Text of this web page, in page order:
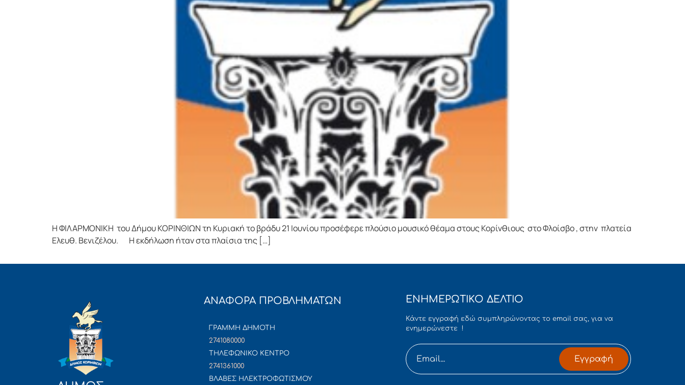
Η ΦΙΛΑΡΜΟΝΙΚΗ του Δήμου ΚΟΡΙΝΘΙΩΝ τη Κυριακή το βράδυ 21 Ιουνίου προσέφερε πλούσιο μουσικό θέαμα στους Κορίνθιους στο Φλοίσβο , στην πλατεία
Ελευθ. Βενιζέλου. Η εκδήλωση ήταν στα πλαίσια της […]
ΑΝΑΦΟΡΑ ΠΡΟΒΛΗΜΑΤΩΝ
ΓΡΑΜΜΗ ΔΗΜΟΤΗ
2741080000
ΤΗΛΕΦΩΝΙΚΟ ΚΕΝΤΡΟ
2741361000
ΒΛΑΒΕΣ ΗΛΕΚΤΡΟΦΩΤΙΣΜΟΥ
ΕΝΗΜΕΡΩΤΙΚΟ ΔΕΛΤΙΟ
Κάντε εγγραφή εδώ συμπληρώνοντας το email σας, για να
ενημερώνεστε !
Εγγραφή